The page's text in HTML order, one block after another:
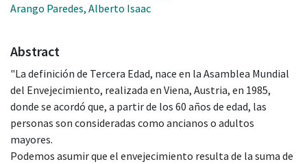
Arango Paredes, Alberto Isaac
Abstract
"La definición de Tercera Edad, nace en la Asamblea Mundial
del Envejecimiento, realizada en Viena, Austria, en 1985,
donde se acordó que, a partir de los 60 años de edad, las
personas son consideradas como ancianos o adultos
mayores.
Podemos asumir que el envejecimiento resulta de la suma de